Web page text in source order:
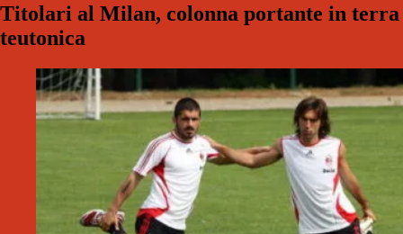
Titolari al Milan, colonna portante in terra
teutonica